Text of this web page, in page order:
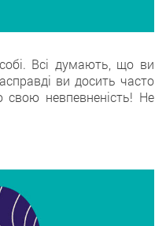
Всі думають, що ви
ви досить часто
свою невпевненість! Не